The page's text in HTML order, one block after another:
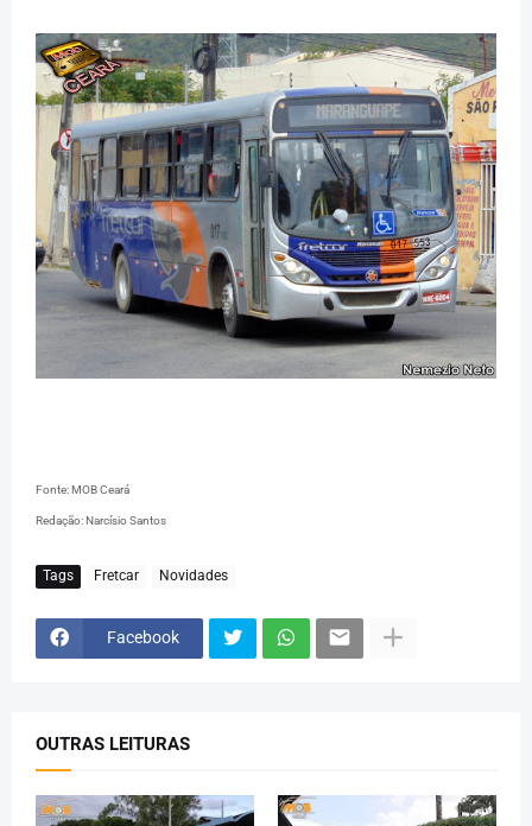
Fonte: MOB Ceará
Redação: Narcísio Santos
Tags Fretcar Novidades
Facebook
OUTRAS LEITURAS